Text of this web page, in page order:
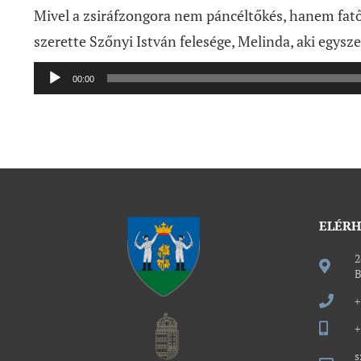
Mivel a zsiráfzongora nem páncéltőkés, hanem
szerette Szőnyi István felesége, Melinda, aki
Audió
lejátszó
00:00